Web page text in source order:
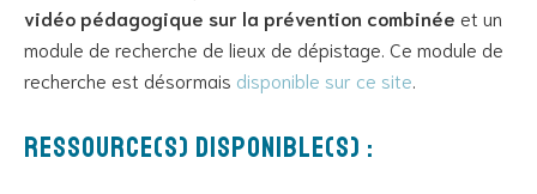
vidéo pédagogique sur la prévention combinée et un
module de recherche de lieux de dépistage. Ce module de
recherche est désormais disponible sur ce site
Ressource(s) disponible(s) :